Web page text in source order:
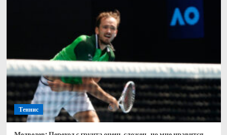
Суперкубок
России
между
«Спартаком»
и
«Зенитом»
Теннис